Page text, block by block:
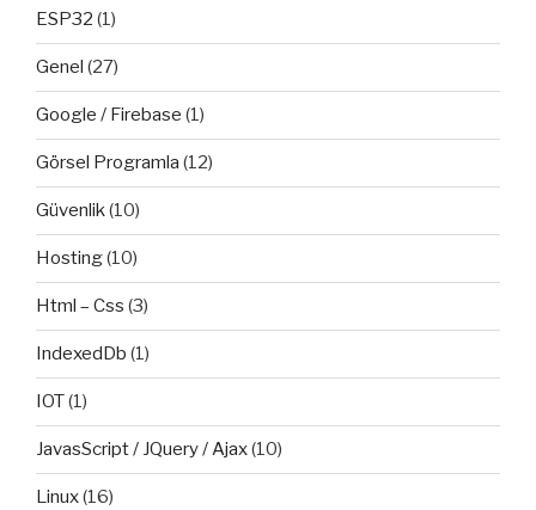
ESP32 (1)
Genel (27)
Google / Firebase (1)
Görsel Programla (12)
Güvenlik(10)
Hosting(10)
Html – Css (3)
IndexedDb (1)
IOT(1)
JavasScript / JQuery / Ajax(10)
Linux(16)